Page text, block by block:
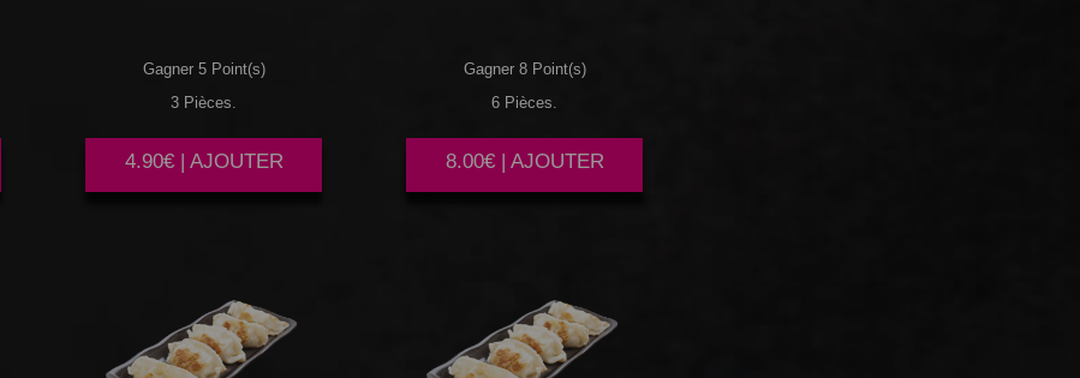
Gagner 5 Point(s)
3 Pièces.
4.90€ | AJOUTER
Gagner 8 Point(s)
6 Pièces.
8.00€ | AJOUTER